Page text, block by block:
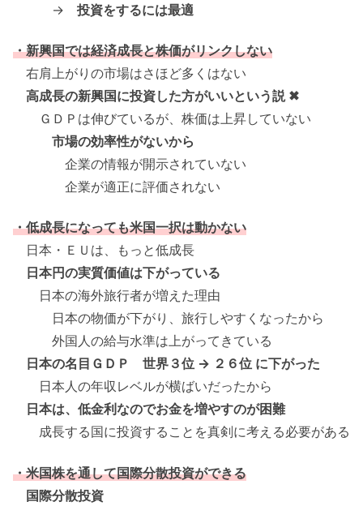
→ 投資をするには最適
・新興国では経済成長と株価がリンクしない
右肩上がりの市場はさほど多くはない
高成長の新興国に投資した方がいいという説 ✖
ＧＤＰは伸びているが、株価は上昇していない
市場の効率性がないから
企業の情報が開示されていない
企業が適正に評価されない
・低成長になっても米国一択は動かない
日本・ＥＵは、もっと低成長
日本円の実質価値は下がっている
日本の海外旅行者が増えた理由
日本の物価が下がり、旅行しやすくなったから
外国人の給与水準は上がってきている
日本の名目ＧＤＰ 世界３位 → ２６位 に下がった
日本人の年収レベルが横ばいだったから
日本は、低金利なのでお金を増やすのが困難
成長する国に投資することを真剣に考える必要がある
・米国株を通して国際分散投資ができる
国際分散投資